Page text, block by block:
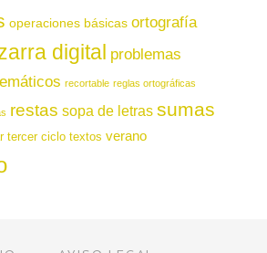
operaciones básicas ortografía
digital problemas
recortable reglas ortográficas
restas sopa de letras sumas
tercer ciclo textos verano